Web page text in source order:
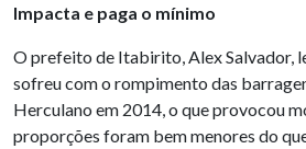
Impacta e paga o mínimo
O prefeito de Itabirito, Alex Salvador,
sofreu com o rompimento das
Herculano em 2014, o que provocou
proporções foram bem menores do